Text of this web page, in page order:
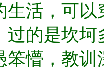
生活，可
过的是坎
笨懵，教